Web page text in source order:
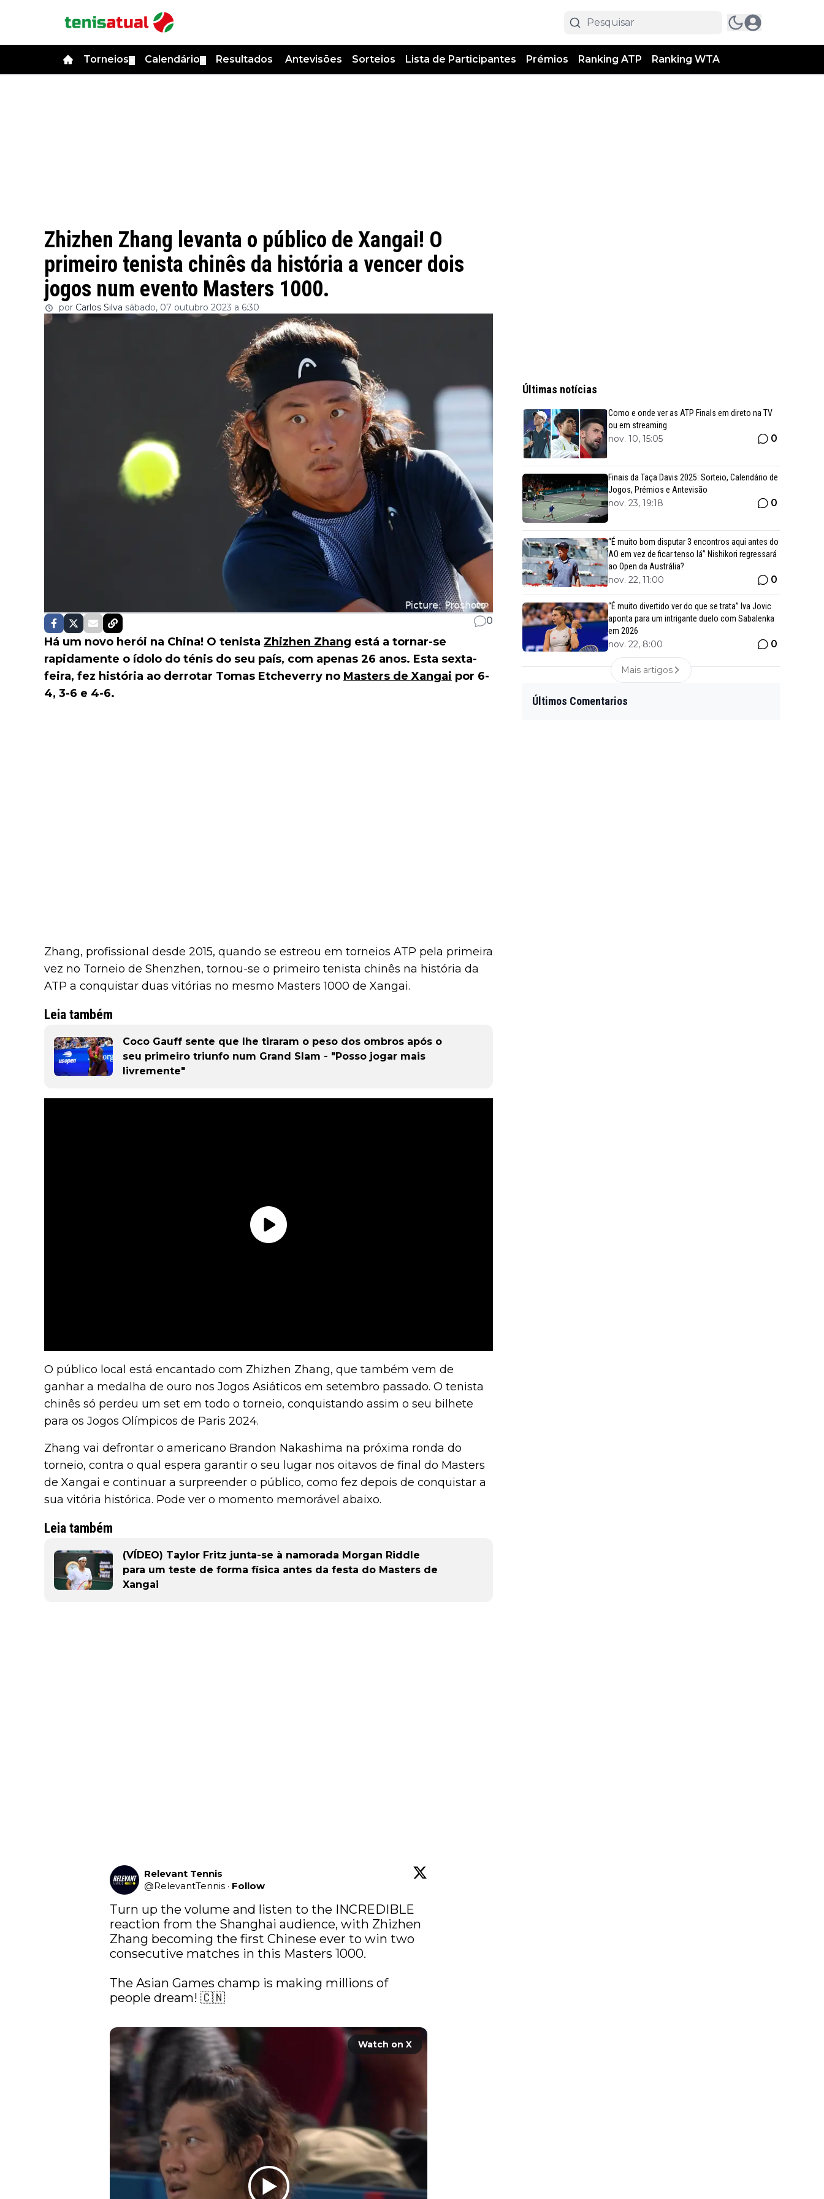
Torneios Calendário Resultados Antevisões Sorteios Lista de Participantes Prémios Ranking ATP Ranking WTA
Zhizhen Zhang levanta o público de Xangai! O
primeiro tenista chinês da história a vencer dois
jogos num evento Masters 1000.
por Carlos Silva sábado, 07 outubro 2023 a 6:30
0
Há um novo herói na China! O tenista Zhizhen Zhang está a tornar-se
rapidamente o ídolo do ténis do seu país, com apenas 26 anos. Esta sexta-
feira, fez história ao derrotar Tomas Etcheverry no Masters de Xangai por 6-
4, 3-6 e 4-6.
Zhang, profissional desde 2015, quando se estreou em torneios ATP pela primeira
vez no Torneio de Shenzhen, tornou-se o primeiro tenista chinês na história da
ATP a conquistar duas vitórias no mesmo Masters 1000 de Xangai.
Leia também
Coco Gauff sente que lhe tiraram o peso dos ombros após o
seu primeiro triunfo num Grand Slam - "Posso jogar mais
livremente"
O público local está encantado com Zhizhen Zhang, que também vem de
ganhar a medalha de ouro nos Jogos Asiáticos em setembro passado. O tenista
chinês só perdeu um set em todo o torneio, conquistando assim o seu bilhete
para os Jogos Olímpicos de Paris 2024.
Zhang vai defrontar o americano Brandon Nakashima na próxima ronda do
torneio, contra o qual espera garantir o seu lugar nos oitavos de final do Masters
de Xangai e continuar a surpreender o público, como fez depois de conquistar a
sua vitória histórica. Pode ver o momento memorável abaixo.
Leia também
(VÍDEO) Taylor Fritz junta-se à namorada Morgan Riddle
para um teste de forma física antes da festa do Masters de
Xangai
Relevant Tennis
@RelevantTennis · Follow
Turn up the volume and listen to the INCREDIBLE
reaction from the Shanghai audience, with Zhizhen
Zhang becoming the first Chinese ever to win two
consecutive matches in this Masters 1000.
The Asian Games champ is making millions of
people dream! 🇨🇳
Watch on X
Últimas notícias
Como e onde ver as ATP Finals em direto na TV
ou em streaming
nov. 10, 15:05 0
Finais da Taça Davis 2025: Sorteio, Calendário de
Jogos, Prémios e Antevisão
nov. 23, 19:18 0
“É muito bom disputar 3 encontros aqui antes do
AO em vez de ficar tenso lá” Nishikori regressará
ao Open da Austrália?
nov. 22, 11:00 0
“É muito divertido ver do que se trata” Iva Jovic
aponta para um intrigante duelo com Sabalenka
em 2026
nov. 22, 8:00 0
Mais artigos
Últimos Comentarios